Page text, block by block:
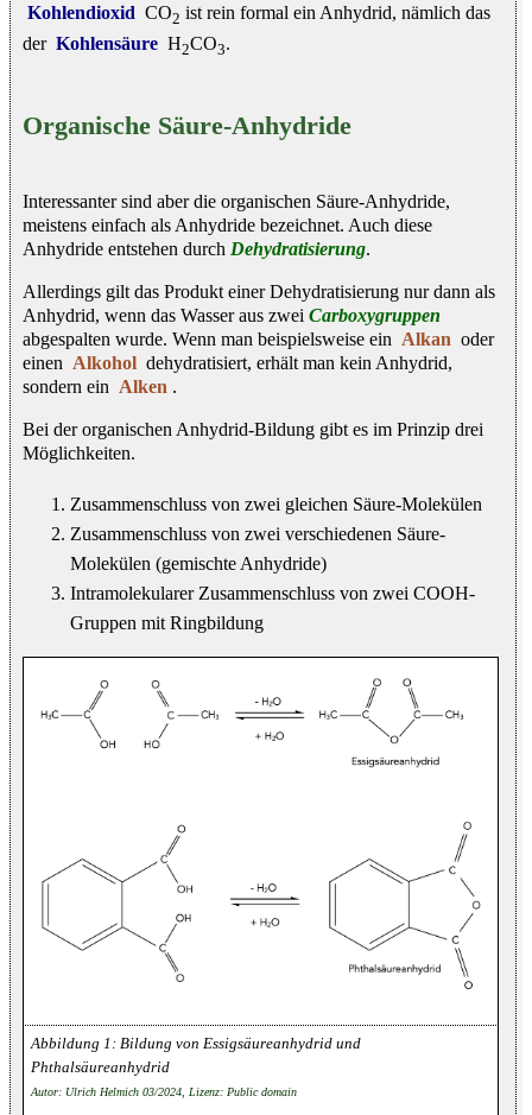
Kohlendioxid CO2 ist rein formal ein Anhydrid, nämlich das
der Kohlensäure H2CO3.
Organische Säure-Anhydride
Interessanter sind aber die organischen Säure-Anhydride,
meistens einfach als Anhydride bezeichnet. Auch diese
Anhydride entstehen durch Dehydratisierung.
Allerdings gilt das Produkt einer Dehydratisierung nur dann als
Anhydrid, wenn das Wasser aus zwei Carboxygruppen
abgespalten wurde. Wenn man beispielsweise ein Alkan oder
einen Alkohol dehydratisiert, erhält man kein Anhydrid,
sondern ein Alken .
Bei der organischen Anhydrid-Bildung gibt es im Prinzip drei
Möglichkeiten.
Zusammenschluss von zwei gleichen Säure-Molekülen
Zusammenschluss von zwei verschiedenen Säure-
Molekülen (gemischte Anhydride)
Intramolekularer Zusammenschluss von zwei COOH-
Gruppen mit Ringbildung
Bildung von Essigsäureanhydrid und
Phthalsäureanhydrid
Autor: Ulrich Helmich 03/2024, Lizenz: Public domain